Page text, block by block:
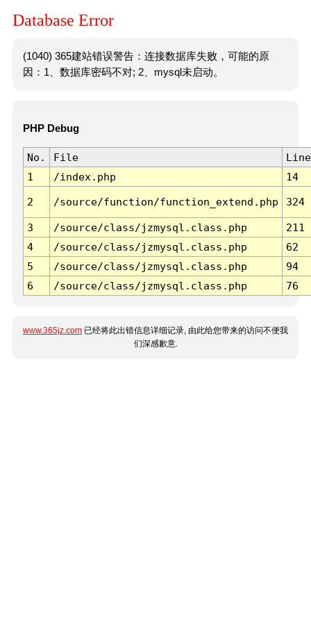
Database Error
(1040) 365建站错误警告：连接数据库失败，可能的原
因：1、数据库密码不对; 2、mysql未启动。
PHP Debug
No. File
Line
1
/index.php 14
2 /source/function/function_extend.php 324
3 /source/class/jzmysql.class.php
211
4
/source/class/jzmysql.class.php
62
5
/source/class/jzmysql.class.php
94
6
/source/class/jzmysql.class.php 76
www.365jz.com 已经将此出错信息详细记录, 由此给您带来的访问不便我
们深感歉意.